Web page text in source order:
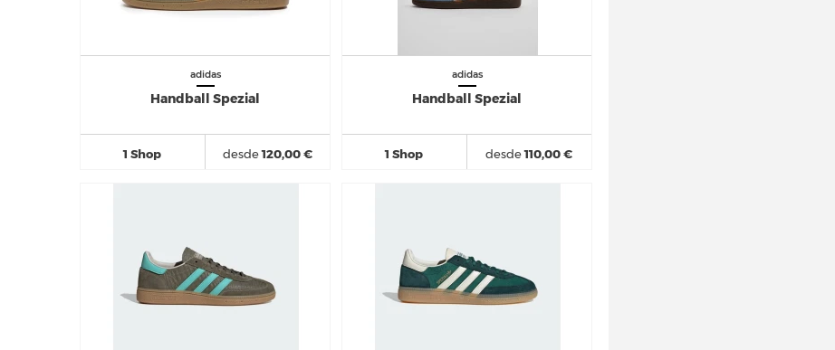
adidas
Handball Spezial
1 Shop desde120,00 €
adidas
Handball Spezial
1 Shop desde110,00 €